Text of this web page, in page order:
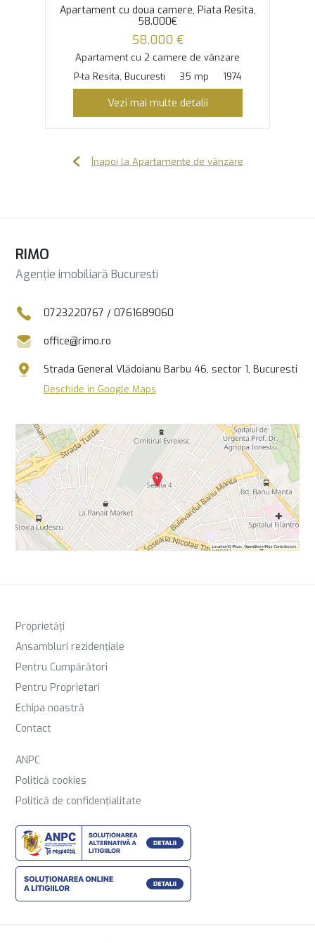
Apartament cu doua camere, Piata Resita,
58.000€
58,000 €
Apartament cu 2 camere de vânzare
P-ta Resita, Bucuresti
35 mp 1974
Vezi mai multe detalii
Înapoi la Apartamente de vânzare
RIMO
Agenție imobiliară Bucuresti
0723220767 / 0761689060
office@rimo.ro
Strada General Vlădoianu Barbu 46, sector 1, Bucuresti
Deschide în Google Maps
Proprietăți
Ansambluri rezidențiale
Pentru Cumpărători
Pentru Proprietari
Echipa noastră
Contact
ANPC
Politică cookies
Politică de confidențialitate